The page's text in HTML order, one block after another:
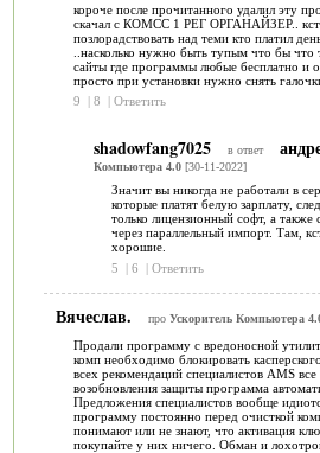
короче после прочитанного удалил эту
скачал с КОМСС 1 РЕГ ОРГАНАЙЗЕР..
позлорадствовать над теми кто платил
..насколько нужно быть тупым что бы что
сайты где программы любые бесплатно и
просто при установки нужно снять
9
| 8 | Ответить
shadowfang7025 в ответ
Компьютера 4.0[30-11-2022]
Значит вы никогда не работали в
которые платят белую зарплату,
только лицензионный софт, а также
через параллельный импорт. Там,
хорошие.
5
| 6 | Ответить
Вячеслав. про Ускоритель Компьютера
Продали программу с вредоносной
комп необходимо блокировать
всех рекомендаций специалистов AMS все
возобновления защиты программа
Предложения специалистов вообще
программу постоянно перед очисткой
понимают или не знают, что активация
покупайте у них ничего. Обман и